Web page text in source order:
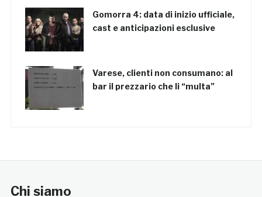
Gomorra 4: data di inizio ufficiale,
cast e anticipazioni esclusive
Varese, clienti non consumano: al
bar il prezzario che li “multa”
Chi siamo